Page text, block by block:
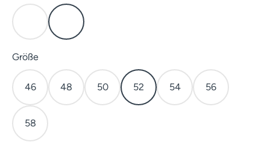
Grau Olivgrün
Größeauswählen
46 48 50 52 54 56
58